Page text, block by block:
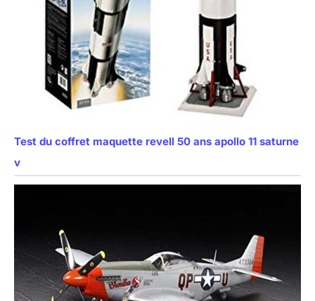
Test du coffret maquette revell 50 ans apollo 11 saturne
v